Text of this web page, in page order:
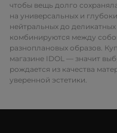
чтобы вещь долго
на универсальных и
нейтральных до
комбинируются между
разноплановых образов.
магазине IDOL — значит
рождается из качества
уверенной эстетики.